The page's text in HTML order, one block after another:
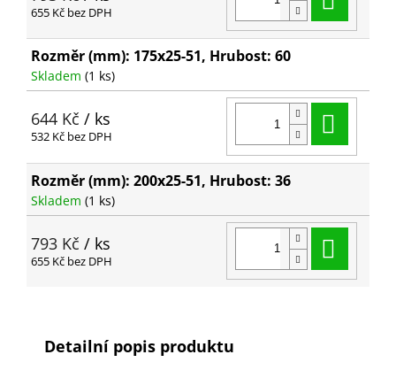
655 Kč bez DPH
Rozměr (mm): 175x25-51, Hrubost: 60
Skladem (1 ks)
644 Kč / ks
532 Kč bez DPH
Rozměr (mm): 200x25-51, Hrubost: 36
Skladem (1 ks)
793 Kč / ks
655 Kč bez DPH
Detailní popis produktu